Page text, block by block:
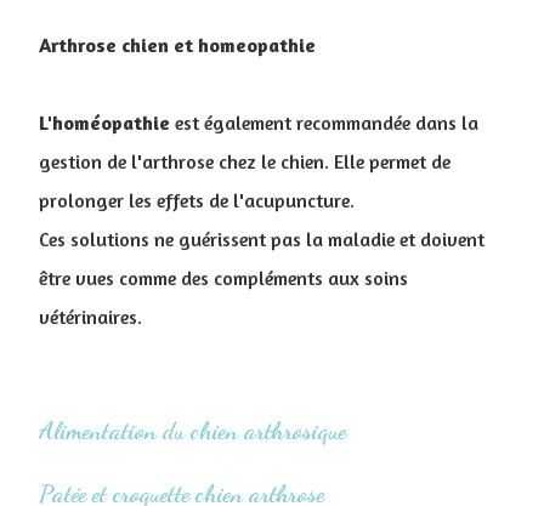
Arthrose chien et homeopathie
L'homéopathie est également recommandée dans la
gestion de l'arthrose chez le chien. Elle permet de
prolonger les effets de l'acupuncture.
Ces solutions ne guérissent pas la maladie et doivent
être vues comme des compléments aux soins
vétérinaires.
Alimentation du chien arthrosique
Patée et croquette chien arthrose